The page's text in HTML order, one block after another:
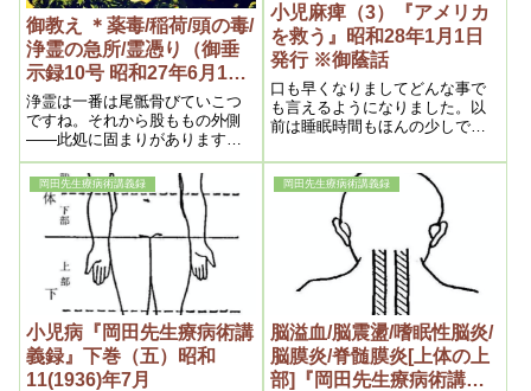
御教え ＊薬毒/稲荷/頭の毒/
浄霊の急所/霊憑り（御垂
示録10号 昭和27年6月1日
②）
浄霊は一番は尾骶骨びていこつ
ですね。それから股ももの外側
――此処に固まりがあります。
それでいいです。本元ほんもと
は、足は凡て尾骶骨にあるんだ
から、此処を浄霊する事です。
それから足が重かったり、動き
が悪いのは股の外側ですね。此
処が固いものです。固いのは足
のあがきが悪くて、動きが取れ
ない。それから凡て足の工合の
悪い時は此処尾骶骨を浄霊す
る。それで大体足は治るもので
す。
小児麻痺（3）『アメリカ
を救う』昭和28年1月1日
発行 ※御蔭話
口も早くなりましてどんな事で
も言えるようになりました。以
前は睡眠時間もほんの少しであ
位の睡眠をとるようになり、食
事もうんと戴くようになり、そ
の間子供ではありますがよくよ
だれなど出しいつも下から下り
物が出ています
岡田先生療病術講義録
小児病『岡田先生療病術講
義録』下巻（五）昭和
11(1936)年7月
岡田先生療病術講義録
脳溢血/脳震盪/嗜眠性脳炎/
脳膜炎/脊髄膜炎[上体の上
部]『岡田先生療病術講義